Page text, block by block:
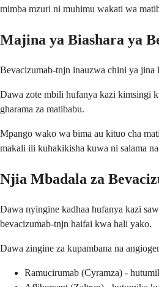
mimba mzuri ni muhimu wakati wa
Majina ya Biashara ya
Bevacizumab-tnjn inauzwa chini ya jina
Dawa zote mbili hufanya kazi kimsingi
gharama za matibabu.
Mpango wako wa bima au kituo cha
makali ili kuhakikisha kuwa ni salama
Njia Mbadala za
Dawa nyingine kadhaa hufanya kazi
bevacizumab-tnjn haifai kwa hali yako.
Dawa zingine za kupambana na
Ramucirumab (Cyramza) -